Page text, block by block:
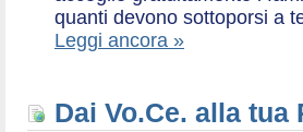
quanti devono sottoporsi a
Leggi ancora »
Dai Vo.Ce. alla tua